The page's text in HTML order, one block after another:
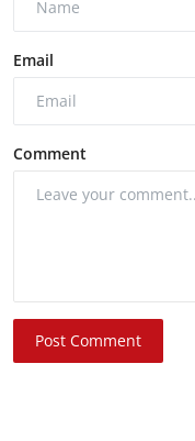
Email
Comment
Post Comment